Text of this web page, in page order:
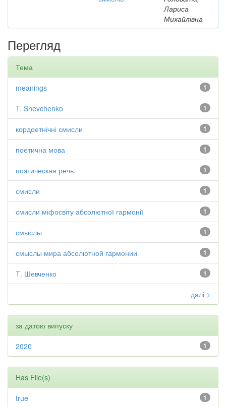
Лариса
Михайлівна
Перегляд
Тема
1
meanings
1
T. Shevchenko
1
кордоетнічні смисли
1
поетична мова
1
поэтическая речь
1
смисли
1
смисли міфосвіту абсолютної гармонії
1
смыслы
1
смыслы мира абсолютной гармонии
1
Т. Шевченко
далі >
за датою випуску
1
2020
Has File(s)
1
true